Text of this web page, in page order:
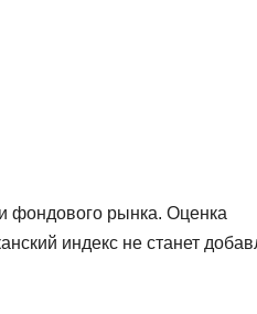
фондового рынка. Оценка
индекс не станет